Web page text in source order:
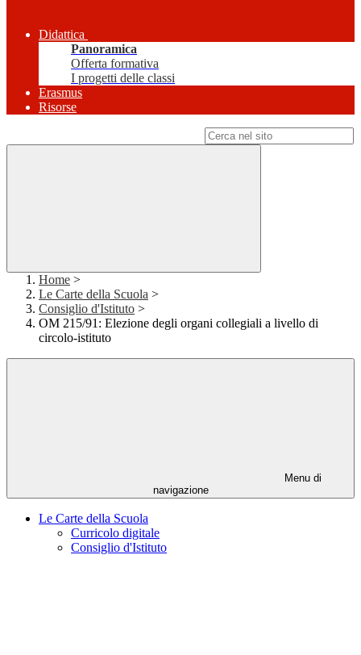
Didattica
Panoramica
Offerta formativa
I progetti delle classi
Erasmus
Risorse
Home >
Le Carte della Scuola >
Consiglio d'Istituto >
OM 215/91: Elezione degli organi collegiali a livello di
circolo-istituto
Menu di
navigazione
Le Carte della Scuola
Curricolo digitale
Consiglio d'Istituto